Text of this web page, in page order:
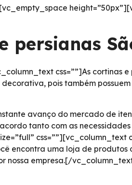
persianas
css=””]As cortinas
pois também
avanço do mercado de
tanto com as
encontra uma loja de
nossa empresa.[/